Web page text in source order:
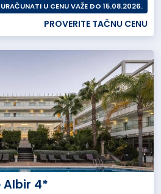
U CENU VAŽE DO 15.08.2026.
PROVERITE TAČNU CENU
Albir 4*